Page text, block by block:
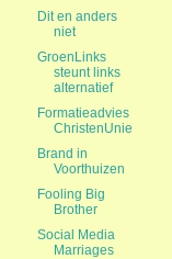
Dit en anders
niet
GroenLinks
steunt links
alternatief
Formatieadvies
ChristenUnie
Brand in
Voorthuizen
Fooling Big
Brother
Social Media
Marriages